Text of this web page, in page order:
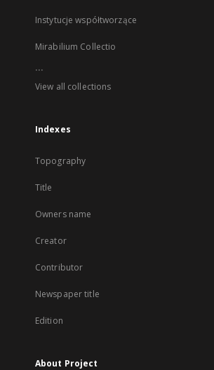
Instytucje współtworzące
Mirabilium Collectio
...
View all collections
Indexes
Topography
Title
Owners name
Creator
Contributor
Newspaper title
Edition
About Project